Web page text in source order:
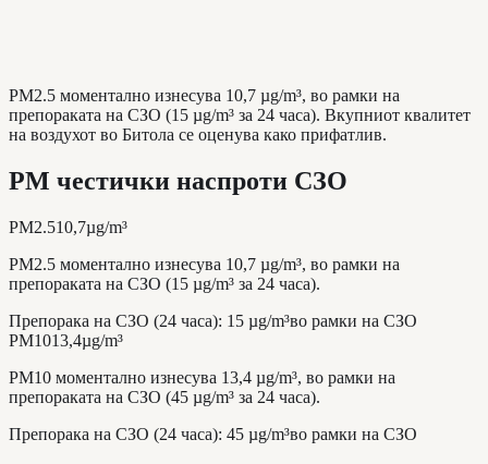
PM2.5 моментално изнесува 10,7 µg/m³, во рамки на
препораката на СЗО (15 µg/m³ за 24 часа). Вкупниот квалитет
на воздухот во Битола се оценува како прифатлив.
PM честички наспроти СЗО
PM2.510,7µg/m³
PM2.5 моментално изнесува 10,7 µg/m³, во рамки на
препораката на СЗО (15 µg/m³ за 24 часа).
Препорака на СЗО (24 часа): 15 µg/m³во рамки на СЗО
PM1013,4µg/m³
PM10 моментално изнесува 13,4 µg/m³, во рамки на
препораката на СЗО (45 µg/m³ за 24 часа).
Препорака на СЗО (24 часа): 45 µg/m³во рамки на СЗО